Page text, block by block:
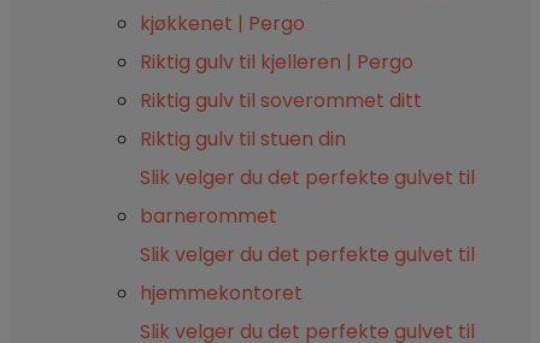
kjøkkenet | Pergo
Riktig gulv til kjelleren | Pergo
Riktig gulv til soverommet ditt
Riktig gulv til stuen din
Slik velger du det perfekte gulvet til
barnerommet
Slik velger du det perfekte gulvet til
hjemmekontoret
Slik velger du det perfekte gulvet til